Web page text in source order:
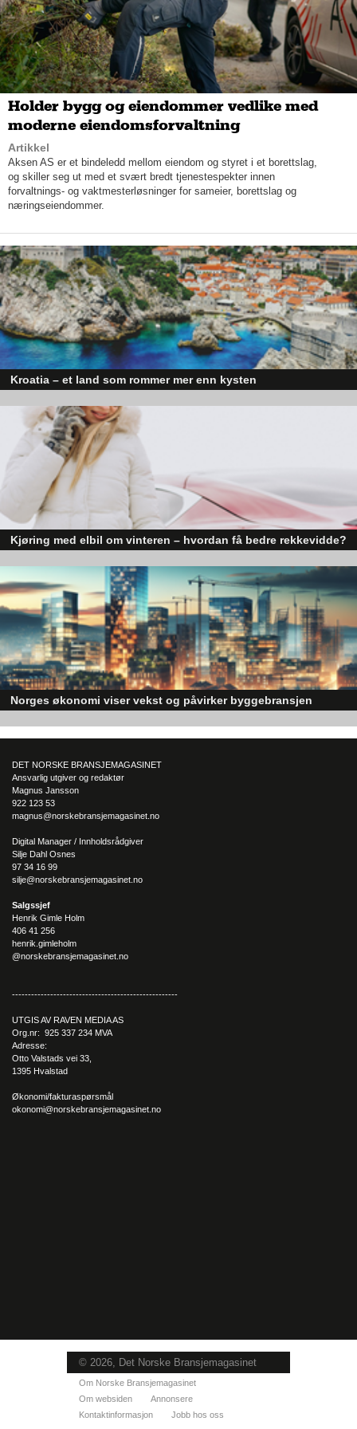
fasadejobber, har Bergen Multiservice mye å henge fingrene i
om dagen, og flere spennende oppdrag venter rett rundt
hjørnet.
– Vi vil sørge for at vi har fornøyde kunder. Vi har mye
forespørsler på arbeid, og om en tid vil vi nok øke antallet
ansatte, avslutter Berentsen.
Holder bygg og eiendommer vedlike med
moderne eiendomsforvaltning
Artikkel
Aksen AS er et bindeledd mellom eiendom og styret i et borettslag,
og skiller seg ut med et svært bredt tjenestespekter innen
forvaltnings- og vaktmesterløsninger for sameier, borettslag og
næringseiendommer.
Kroatia – et land som rommer mer enn kysten
sider enn det førsteinntrykket mange sitter igjen med.
Kjøring med elbil om vinteren – hvordan få bedre rekkevidde?
utfordrende vinterforhold kan være en utfordring.
Norges økonomi viser vekst og påvirker byggebransjen
DET NORSKE BRANSJEMAGASINET
Ansvarlig utgiver og redaktør
Magnus Jansson
922 123 53
magnus@norskebransjemagasinet.no
Digital Manager / Innholdsrådgiver
Silje Dahl Osnes
97 34 16 99
silje@norskebransjemagasinet.no
Salgssjef
Henrik Gimle Holm
406 41 256
henrik.gimleholm
@norskebransjemagasinet.no
----------------------------------------------------
UTGIS AV RAVEN MEDIA AS
Org.nr: 925 337 234 MVA
Adresse:
Otto Valstads vei 33,
1395 Hvalstad
Økonomi/fakturaspørsmål
okonomi@norskebransjemagasinet.no
© 2026, Det Norske Bransjemagasinet
Om Norske Bransjemagasinet
Om websiden
Annonsere
Kontaktinformasjon
Jobb hos oss